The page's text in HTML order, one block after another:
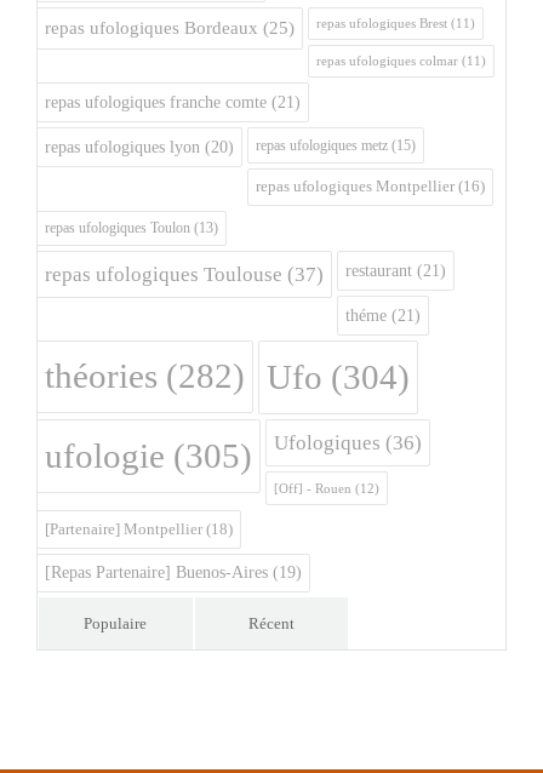
repas ufologiques Bordeaux (25) repas ufologiques Brest (11)
repas ufologiques colmar (11)
repas ufologiques franche comte (21)
repas ufologiques lyon (20) repas ufologiques metz (15)
repas ufologiques Montpellier (16)
repas ufologiques Toulon (13)
repas ufologiques Toulouse (37) restaurant (21)
théme (21)
théories (282) Ufo (304)
ufologie (305) Ufologiques (36)
[Off] - Rouen (12)
[Partenaire] Montpellier (18)
[Repas Partenaire] Buenos-Aires (19)
Populaire Récent